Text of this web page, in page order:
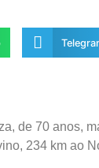
de 70 anos,
234 km ao